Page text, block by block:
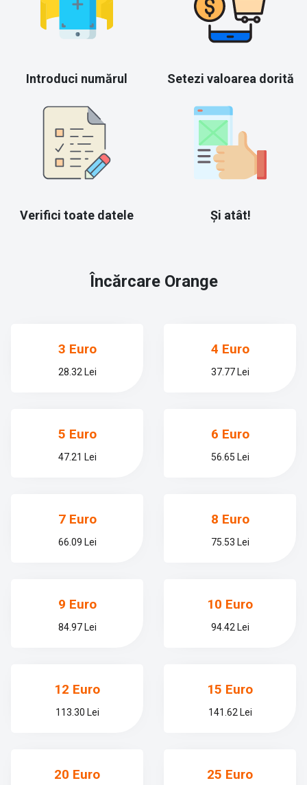
Introduci numărul Setezi valoarea dorită
Verifici toate datele Și atât!
Încărcare Orange
3 Euro
28.32 Lei
4 Euro
37.77 Lei
5 Euro
47.21 Lei
6 Euro
56.65 Lei
7 Euro
66.09 Lei
8 Euro
75.53 Lei
9 Euro
84.97 Lei
10 Euro
94.42 Lei
12 Euro
113.30 Lei
15 Euro
141.62 Lei
20 Euro 25 Euro